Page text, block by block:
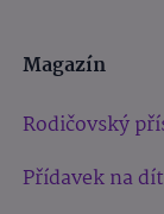
Magazín
Rodičovský
Přídavek na